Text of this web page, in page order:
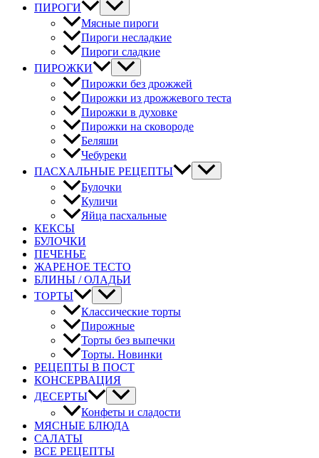
ПИРОГИ
Мясные пироги
Пироги несладкие
Пироги сладкие
ПИРОЖКИ
Пирожки без дрожжей
Пирожки из дрожжевого теста
Пирожки в духовке
Пирожки на сковороде
Беляши
Чебуреки
ПАСХАЛЬНЫЕ РЕЦЕПТЫ
Булочки
Куличи
Яйца пасхальные
КЕКСЫ
БУЛОЧКИ
ПЕЧЕНЬЕ
ЖАРЕНОЕ ТЕСТО
БЛИНЫ / ОЛАДЬИ
ТОРТЫ
Классические торты
Пирожные
Торты без выпечки
Торты. Новинки
РЕЦЕПТЫ В ПОСТ
КОНСЕРВАЦИЯ
ДЕСЕРТЫ
Конфеты и сладости
МЯСНЫЕ БЛЮДА
САЛАТЫ
ВСЕ РЕЦЕПТЫ